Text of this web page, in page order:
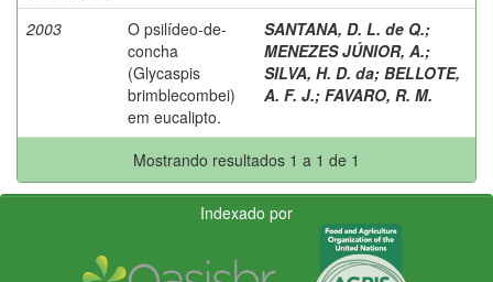
2003
O psilídeo-de-
concha
(Glycaspis
brimblecombei)
em eucalipto.
SANTANA, D. L. de Q.;
MENEZES JÚNIOR, A.;
SILVA, H. D. da; BELLOTE,
A. F. J.; FAVARO, R. M.
Mostrando resultados 1 a 1 de 1
Indexado por